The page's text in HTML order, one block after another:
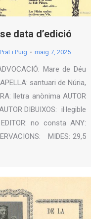
data d’edició
i Puig maig 7, 2025
Mare de Déu
santuari de Núria,
lletra anònima AUTOR
DIBUIXOS: il·legible
no consta ANY:
MIDES: 29,5